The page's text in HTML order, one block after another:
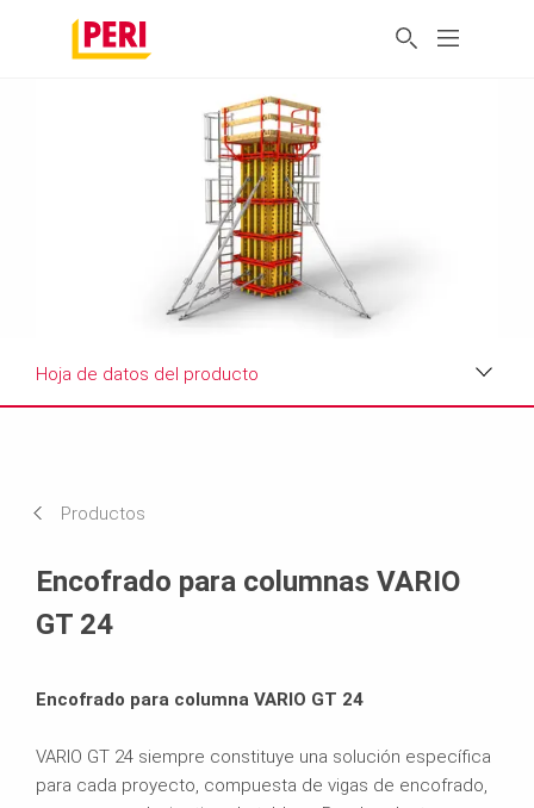
Hoja de datos del producto
Productos
Encofrado para columnas VARIO
GT 24
Encofrado para columna VARIO GT 24
VARIO GT 24 siempre constituye una solución específica
para cada proyecto, compuesta de vigas de encofrado,